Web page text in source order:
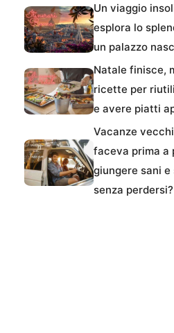
Un viaggio
esplora lo
un palazzo
Natale finisce,
ricette per
e avere piatti
Vacanze
faceva prima a
giungere sani
senza perdersi?